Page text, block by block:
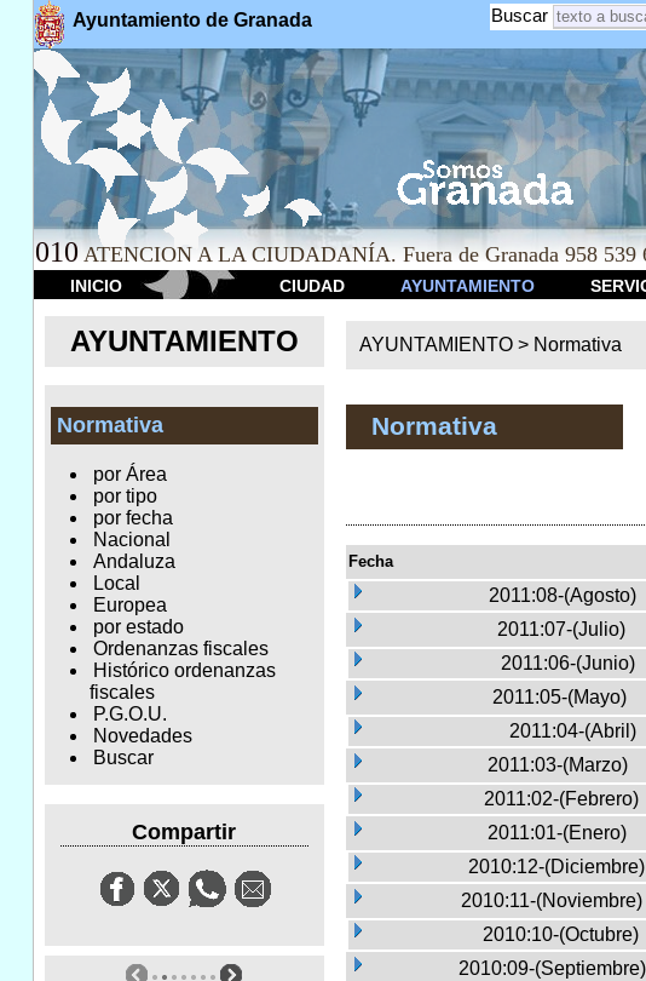
Ayuntamiento de Granada Buscar
010 ATENCION A LA CIUDADANÍA. Fuera de Granada 958 539
INICIO CIUDAD AYUNTAMIENTO
AYUNTAMIENTO
Normativa
por Área
por tipo
por fecha
Nacional
Andaluza
Local
Europea
por estado
Ordenanzas fiscales
Histórico ordenanzas
fiscales
P.G.O.U.
Novedades
Buscar
Compartir
AYUNTAMIENTO > Normativa
Normativa
Fecha
2011:08-(Agosto)
2011:07-(Julio)
2011:06-(Junio)
2011:05-(Mayo)
2011:04-(Abril)
2011:03-(Marzo)
2011:02-(Febrero)
2011:01-(Enero)
2010:12-(Diciembre)
2010:11-(Noviembre)
2010:10-(Octubre)
2010:09-(Septiembre)